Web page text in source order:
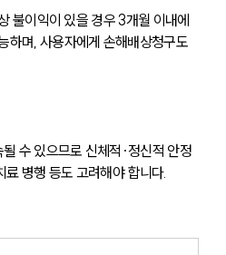
불이익이 있을 경우 3개월 이내에
하며, 사용자에게 손해배상청구도
수 있으므로 신체적·정신적 안정
병행 등도 고려해야 합니다.